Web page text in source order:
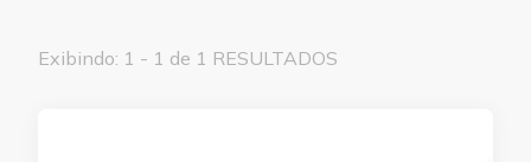
Exibindo: 1 - 1 de 1 RESULTADOS